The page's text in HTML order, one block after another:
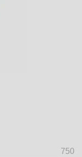
Все права защищены,
750